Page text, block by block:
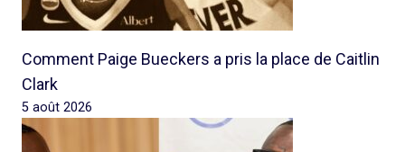
Comment Paige Bueckers a pris la place de Caitlin
Clark
5 août 2026